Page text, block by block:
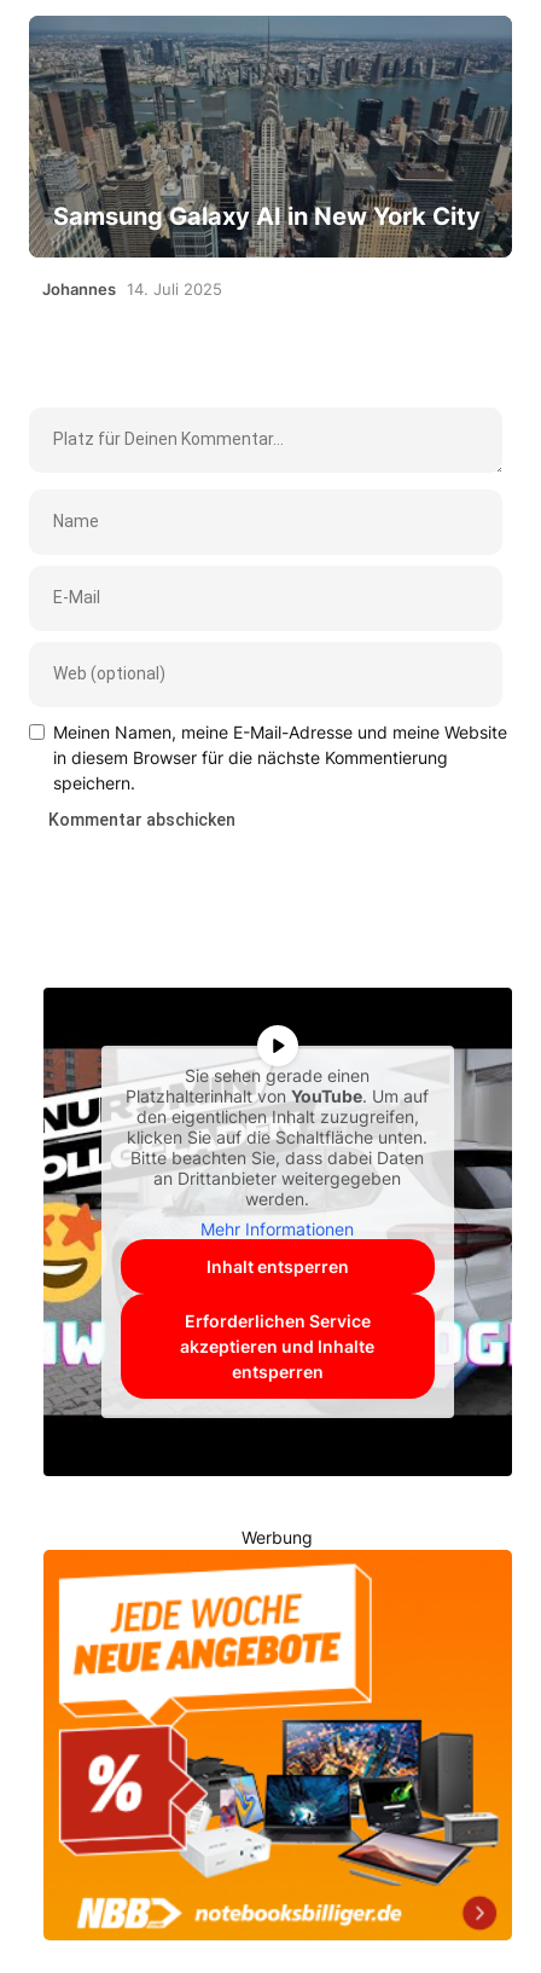
Samsung Galaxy AI in New York City
Johannes 14. Juli 2025
Meinen Namen, meine E-Mail-Adresse und meine Website
in diesem Browser für die nächste Kommentierung
speichern.
Sie sehen gerade einen
Platzhalterinhalt vonYouTube. Um auf
den eigentlichen Inhalt zuzugreifen,
klicken Sie auf die Schaltfläche unten.
Bitte beachten Sie, dass dabei Daten
an Drittanbieter weitergegeben
werden.
Mehr Informationen
Inhalt entsperren
Erforderlichen Service
akzeptieren und Inhalte
entsperren
Werbung